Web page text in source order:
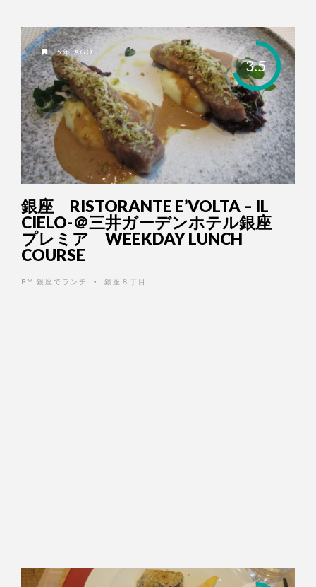
3.5
5年 AGO
銀座 RISTORANTE E’VOLTA – IL
CIELO-＠三井ガーデンホテル銀座
プレミア WEEKDAY LUNCH
COURSE
BY 銀座でランチ • 銀座８丁目